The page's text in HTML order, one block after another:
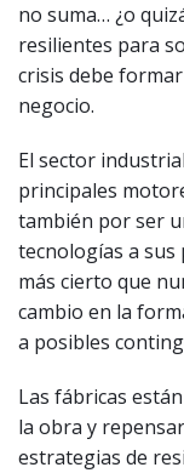
no suma… ¿o
resilientes para
crisis debe
negocio.
El sector
principales
también por ser
tecnologías a sus
más cierto que
cambio en la
a posibles
Las fábricas
la obra y
estrategias de